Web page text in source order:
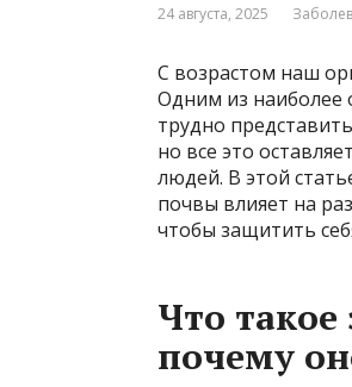
24 августа, 2025
С возрастом наш
Одним из наиболее
трудно
но все это
людей. В этой
почвы влияет на
чтобы защитить
Что
почему